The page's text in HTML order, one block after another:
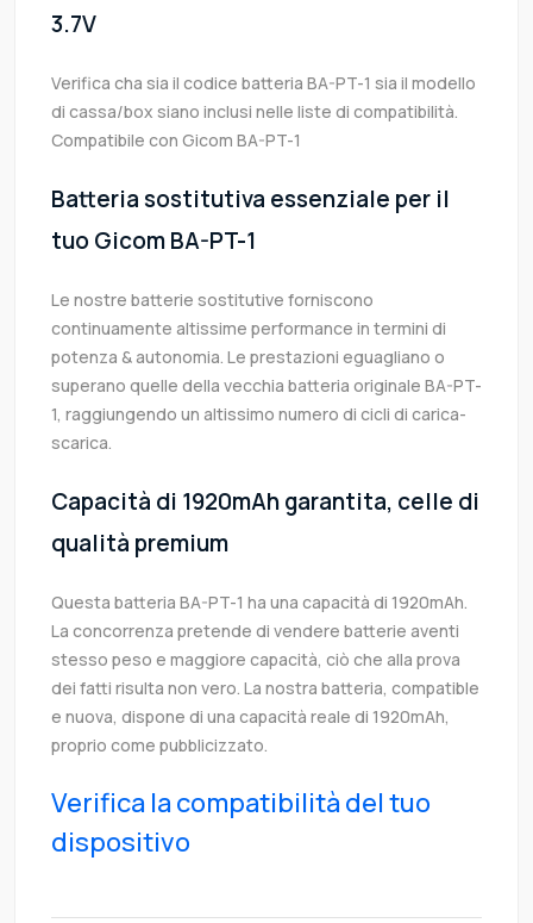
3.7V
Verifica cha sia il codice batteria BA-PT-1 sia il modello
di cassa/box siano inclusi nelle liste di compatibilità.
Compatibile con Gicom BA-PT-1
Batteria sostitutiva essenziale per il
tuo Gicom BA-PT-1
Le nostre batterie sostitutive forniscono
continuamente altissime performance in termini di
potenza & autonomia. Le prestazioni eguagliano o
superano quelle della vecchia batteria originale BA-PT-
1, raggiungendo un altissimo numero di cicli di carica-
scarica.
Capacità di 1920mAh garantita, celle di
qualità premium
Questa batteria BA-PT-1 ha una capacità di 1920mAh.
La concorrenza pretende di vendere batterie aventi
stesso peso e maggiore capacità, ciò che alla prova
dei fatti risulta non vero. La nostra batteria, compatible
e nuova, dispone di una capacità reale di 1920mAh,
proprio come pubblicizzato.
Verifica la compatibilità del tuo
dispositivo